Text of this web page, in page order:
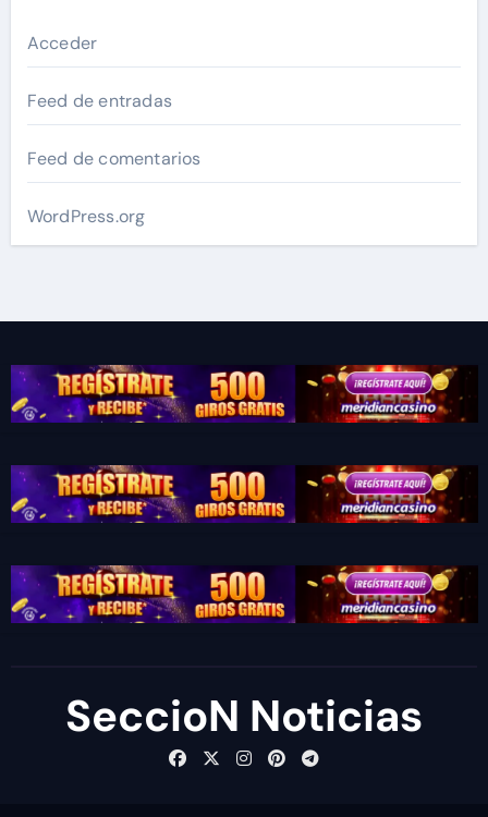
Acceder
Feed de entradas
Feed de comentarios
WordPress.org
SeccioN Noticias